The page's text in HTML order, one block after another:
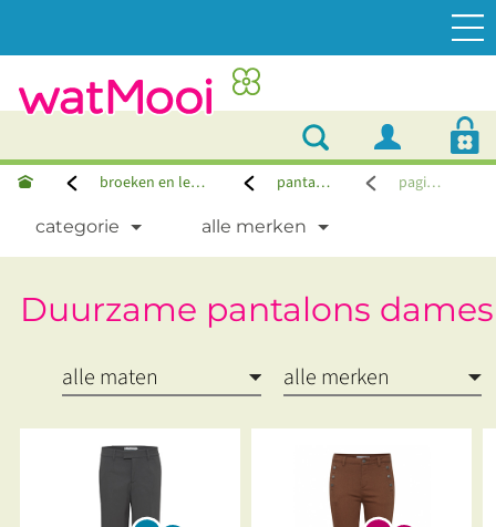
broeken en leggings pantalons pagina 7
categorie alle merken
Duurzame pantalons dames